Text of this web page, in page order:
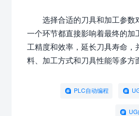
选择合适的刀具和加工参数
一个环节都直接影响着最终的
工精度和效率，延长刀具寿命
料、加工方式和刀具性能等多方
PLC自动编程